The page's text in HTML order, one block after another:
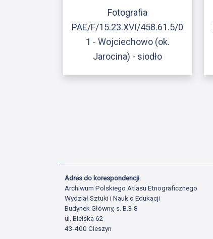
Fotografia
PAE/F/15.23.XVI/458.61.5/0
1 - Wojciechowo (ok.
Jarocina) - siodło
Adres do korespondencji:
Archiwum Polskiego Atlasu Etnograficznego
Wydział Sztuki i Nauk o Edukacji
Budynek Główny, s. B.3.8
ul. Bielska 62
43-400 Cieszyn